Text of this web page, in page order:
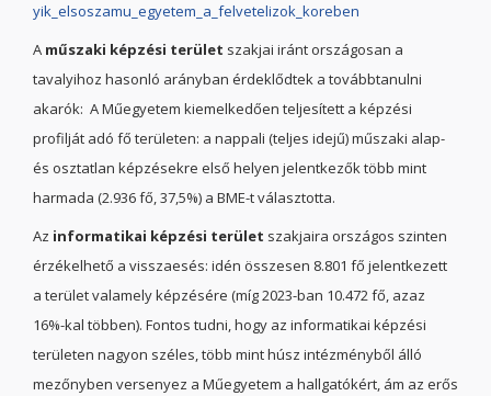
yik_elsoszamu_egyetem_a_felvetelizok_koreben
A műszaki képzési terület szakjai iránt országosan a
tavalyihoz hasonló arányban érdeklődtek a továbbtanulni
akarók: A Műegyetem kiemelkedően teljesített a képzési
profilját adó fő területen: a nappali (teljes idejű) műszaki alap-
és osztatlan képzésekre első helyen jelentkezők több mint
harmada (2.936 fő, 37,5%) a BME-t választotta.
Az informatikai képzési terület szakjaira országos szinten
érzékelhető a visszaesés: idén összesen 8.801 fő jelentkezett
a terület valamely képzésére (míg 2023-ban 10.472 fő, azaz
16%-kal többen). Fontos tudni, hogy az informatikai képzési
területen nagyon széles, több mint húsz intézményből álló
mezőnyben versenyez a Műegyetem a hallgatókért, ám az erős